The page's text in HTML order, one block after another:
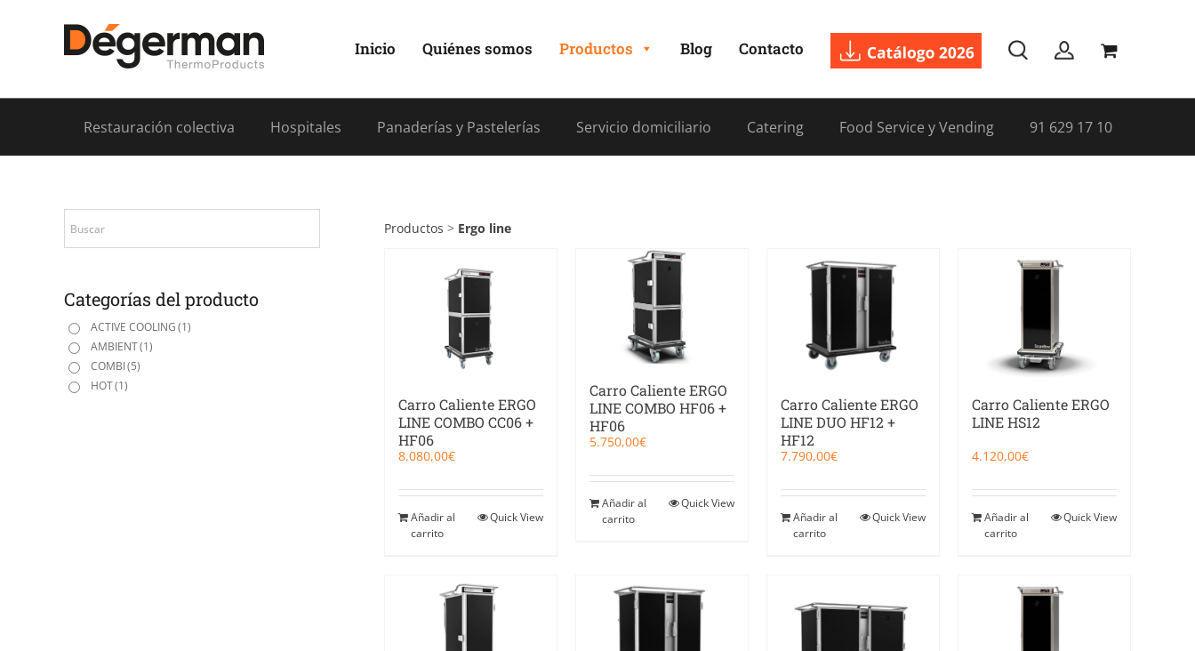
Inicio Quiénes somos Productos Blog Contacto
Restauración colectiva Hospitales Panaderías y Pastelerías Servicio domiciliario Catering Food Service y Vending 91 629 17 10
Productos > Ergo line
Carro Caliente ERGO
LINE COMBO CC06 +
HF06
8.080,00€
Añadir al
carrito
Quick View
Carro Caliente ERGO
LINE COMBO HF06 +
HF06
5.750,00€
Añadir al
carrito
Quick View
Carro Caliente ERGO
LINE DUO HF12 +
HF12
7.790,00€
Añadir al
carrito
Quick View
Carro Caliente ERGO
LINE HS12
4.120,00€
Añadir al
carrito
Quick View
Categorías del producto
ACTIVE COOLING(1)
AMBIENT(1)
COMBI(5)
HOT(1)